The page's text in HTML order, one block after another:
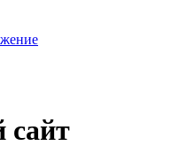
сайт